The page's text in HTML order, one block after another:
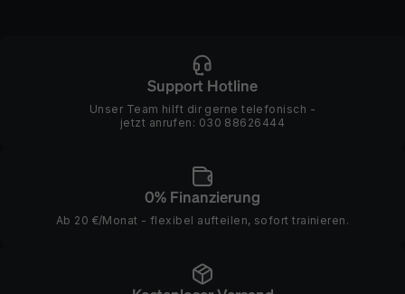
Support Hotline
Unser Team hilft dir gerne telefonisch -
jetzt anrufen: 030 88626444
0% Finanzierung
Ab 20 €/Monat - flexibel aufteilen, sofort trainieren.